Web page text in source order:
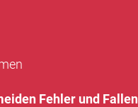
Fehler und